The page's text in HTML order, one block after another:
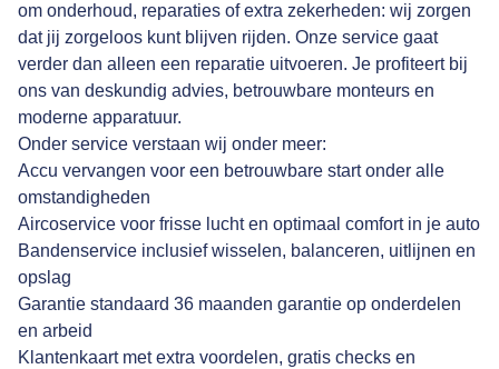
om onderhoud, reparaties of extra zekerheden: wij zorgen
dat jij zorgeloos kunt blijven rijden. Onze service gaat
verder dan alleen een reparatie uitvoeren. Je profiteert bij
ons van deskundig advies, betrouwbare monteurs en
moderne apparatuur.
Onder service verstaan wij onder meer:
Accu vervangen voor een betrouwbare start onder alle
omstandigheden
Aircoservice voor frisse lucht en optimaal comfort in je auto
Bandenservice inclusief wisselen, balanceren, uitlijnen en
opslag
Garantie standaard 36 maanden garantie op onderdelen
en arbeid
Klantenkaart met extra voordelen, gratis checks en